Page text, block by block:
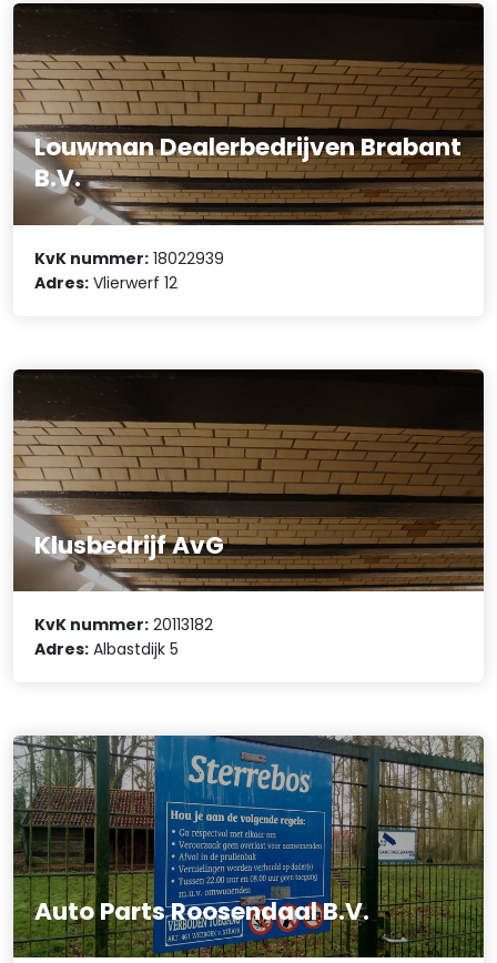
Louwman Dealerbedrijven Brabant
B.V.
KvK nummer: 18022939
Adres: Vlierwerf 12
Klusbedrijf AvG
KvK nummer: 20113182
Adres: Albastdijk 5
Auto Parts Roosendaal B.V.